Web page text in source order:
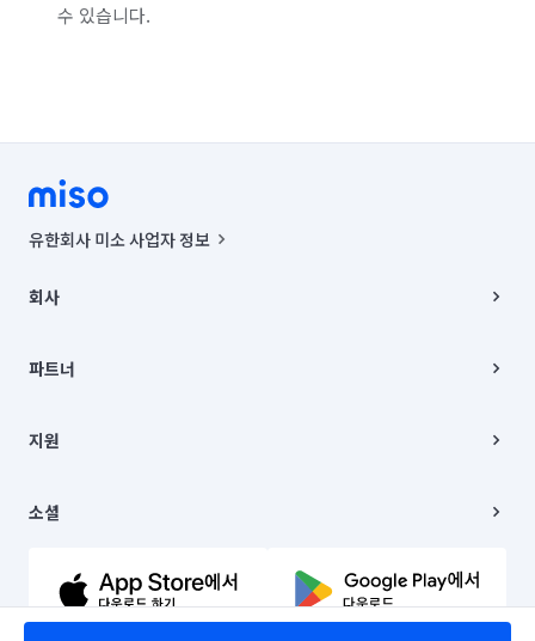
수 있습니다.
유한회사 미소 사업자 정보
00019 |
주소 | 본사: 서울특별시 종로구 율곡로 6(중학동, 트윈트리빌딩) B동 5층
컨택센터 : 서울특별시 종로구 수송동 율곡로 24, 7층, 8층 미소
상품, 상품정보, 거래에 관한 의무와 책임은 거래당사자에게 있습니다.
언론 보도 관련 문의:
© 유한회사 미소. Miso, Inc. All Rights Reserved.
회사
채용
파트너
이사
지원
이용약관
문의하기
소셜
유튜브